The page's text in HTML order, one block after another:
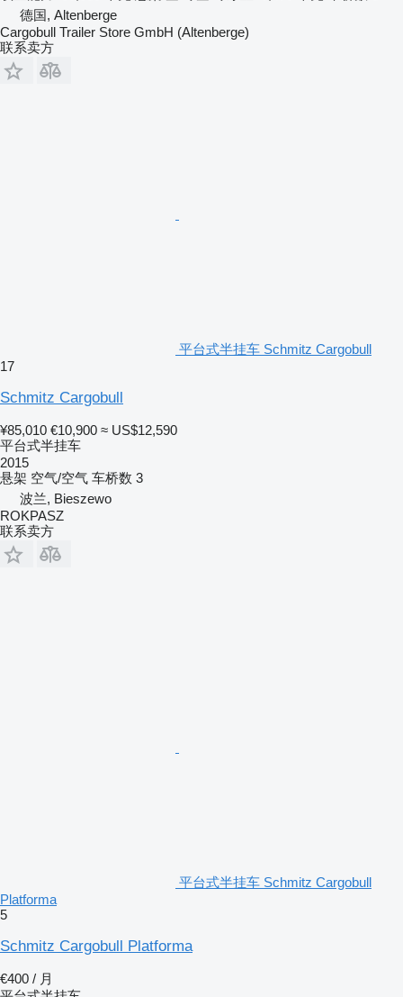
德国, Altenberge
Cargobull Trailer Store GmbH (Altenberge)
联系卖方
平台式半挂车 Schmitz Cargobull
17
Schmitz Cargobull
¥85,010 €10,900 ≈ US$12,590
平台式半挂车
2015
悬架 空气/空气 车桥数 3
波兰, Bieszewo
ROKPASZ
联系卖方
平台式半挂车 Schmitz Cargobull
Platforma
5
Schmitz Cargobull Platforma
€400 / 月